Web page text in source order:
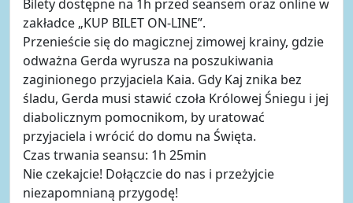
Bilety dostępne na 1h przed seansem oraz online w
zakładce „KUP BILET ON-LINE”.
Przenieście się do magicznej zimowej krainy, gdzie
odważna Gerda wyrusza na poszukiwania
zaginionego przyjaciela Kaia. Gdy Kaj znika bez
śladu, Gerda musi stawić czoła Królowej Śniegu i jej
diabolicznym pomocnikom, by uratować
przyjaciela i wrócić do domu na Święta.
Czas trwania seansu: 1h 25min
Nie czekajcie! Dołączcie do nas i przeżyjcie
niezapomnianą przygodę!